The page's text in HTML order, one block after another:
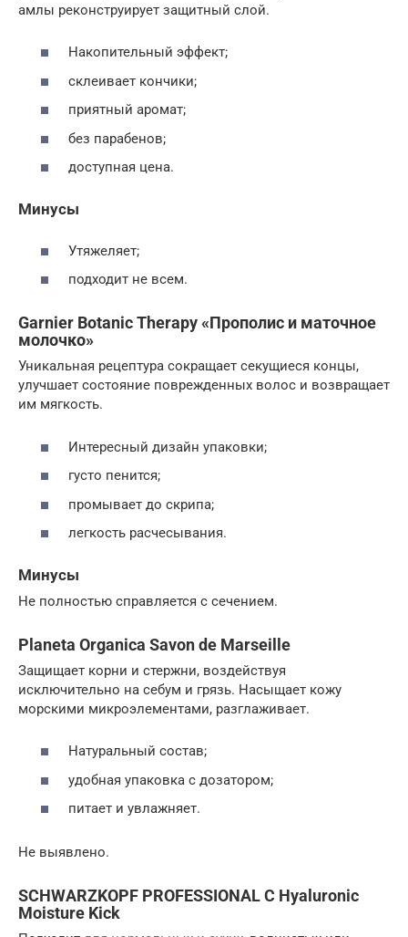
амлы реконструирует защитный слой.
Накопительный эффект;
склеивает кончики;
приятный аромат;
без парабенов;
доступная цена.
Минусы
Утяжеляет;
подходит не всем.
Garnier Botanic Therapy «Прополис и маточное
молочко»
Уникальная рецептура сокращает секущиеся концы,
улучшает состояние поврежденных волос и возвращает
им мягкость.
Интересный дизайн упаковки;
густо пенится;
промывает до скрипа;
легкость расчесывания.
Минусы
Не полностью справляется с сечением.
Planeta Organica Savon de Marseille
Защищает корни и стержни, воздействуя
исключительно на себум и грязь. Насыщает кожу
морскими микроэлементами, разглаживает.
Натуральный состав;
удобная упаковка с дозатором;
питает и увлажняет.
Не выявлено.
SCHWARZKOPF PROFESSIONAL C Hyaluronic
Moisture Kick